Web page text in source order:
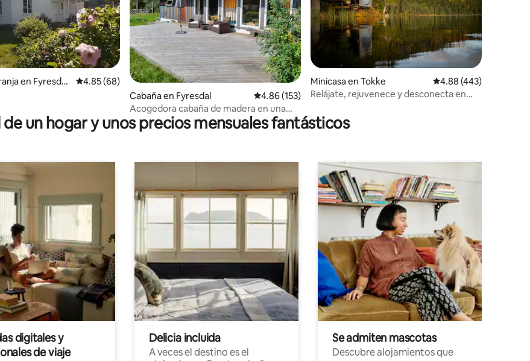
de 5, 46 reseñas
en Fyresdal
Calificación promedio: 4.85 de 5, 68 reseñas
4.85 (68)
Cabaña en Fyresdal Calificación promedio: 4.86 de 5, 153 reseñas
4.86 (153)
Acogedora cabaña de madera en una
pequeña granja
Minicasa en Tokke Calificación promedio:
4.88 (443)
Relájate, rejuvenece y desconecta en
un hogar y unos precios mensuales fantásticos
digitales y
de viaje
Delicia incluida
A veces el destino es el
Se admiten mascotas
Descubre alojamientos que